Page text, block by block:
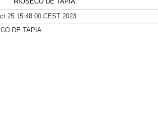
25 15:48:00 CEST 2023
DE TAPIA